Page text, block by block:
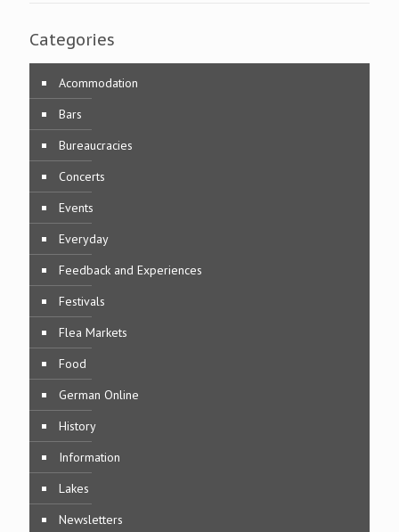
Categories
Acommodation
Bars
Bureaucracies
Concerts
Events
Everyday
Feedback and Experiences
Festivals
Flea Markets
Food
German Online
History
Information
Lakes
Newsletters